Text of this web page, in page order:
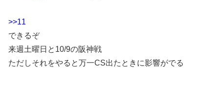
>>11
できるぞ
来週土曜日と10/9の阪神戦
ただしそれをやると万一CS出たときに影響がでる